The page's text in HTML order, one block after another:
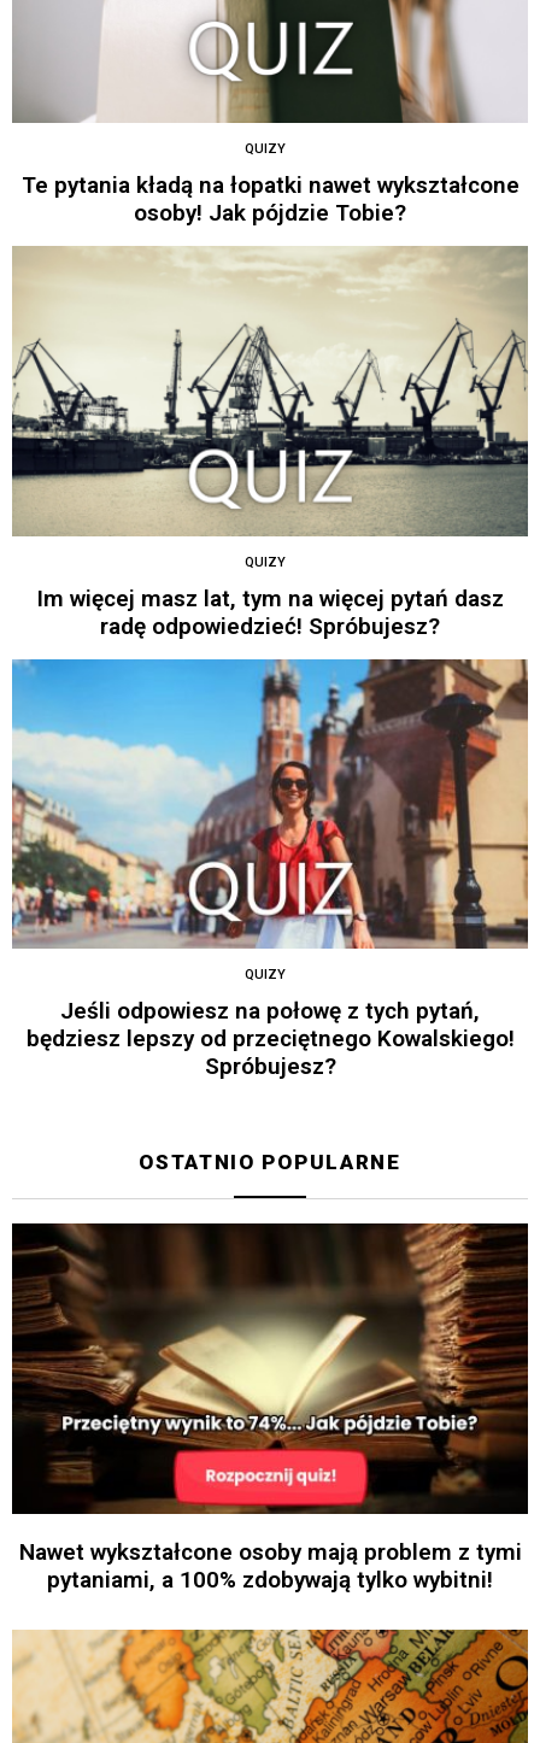
QUIZY
Te pytania kładą na łopatki nawet wykształcone
osoby! Jak pójdzie Tobie?
QUIZY
Im więcej masz lat, tym na więcej pytań dasz
radę odpowiedzieć! Spróbujesz?
QUIZY
Jeśli odpowiesz na połowę z tych pytań,
będziesz lepszy od przeciętnego Kowalskiego!
Spróbujesz?
OSTATNIO POPULARNE
Nawet wykształcone osoby mają problem z tymi
pytaniami, a 100% zdobywają tylko wybitni!